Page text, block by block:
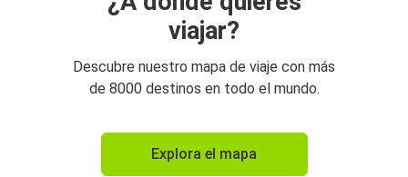
viajar?
Descubre nuestro mapa de viaje con más
de 8000 destinos en todo el mundo.
Explora el mapa